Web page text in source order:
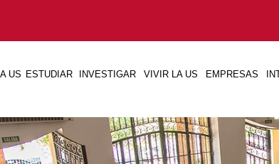
US ESTUDIAR INVESTIGAR VIVIR LA US EMPRESAS